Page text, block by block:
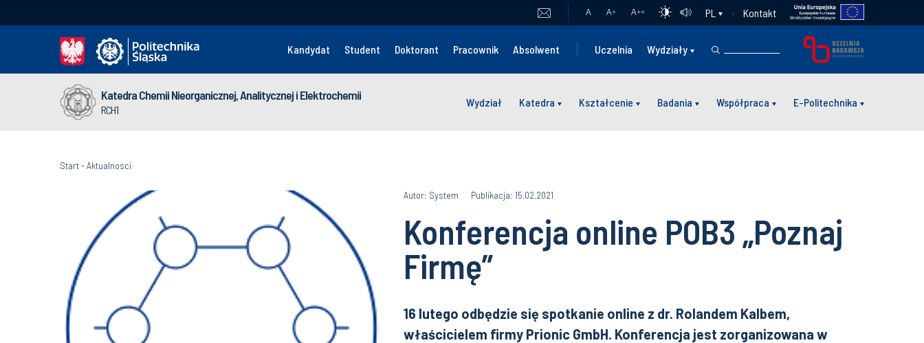
A A+ A++ PL Kontakt
Kandydat Student Doktorant Pracownik Absolwent Uczelnia Wydziały
Katedra Chemii Nieorganicznej, Analitycznej i Elektrochemii
RCH1
Wydział Katedra Kształcenie Badania Współpraca E-Politechnika
Start-Aktualnosci
Autor: System Publikacja: 15.02.2021
Konferencja online POB3 „Poznaj
Firmę”
16 lutego odbędzie się spotkanie online z dr. Rolandem Kalbem,
właścicielem firmy Prionic GmbH. Konferencja jest zorganizowana w